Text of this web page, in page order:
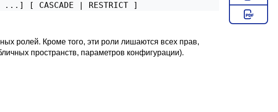
[, ...] [ CASCADE | RESTRICT ]
ролей. Кроме того, эти роли лишаются всех прав,
пространств, параметров конфигурации).